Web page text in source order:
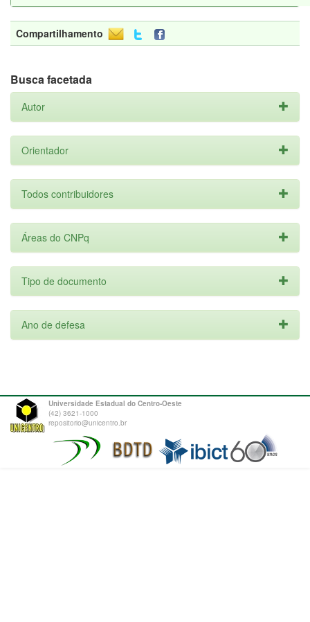
Compartilhamento
Busca facetada
Autor
Orientador
Todos contribuidores
Áreas do CNPq
Tipo de documento
Ano de defesa
Universidade Estadual do Centro-Oeste
(42) 3621-1000
repositorio@unicentro.br